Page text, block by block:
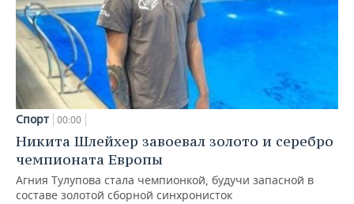
Спорт 00:00
Никита Шлейхер завоевал золото и серебро
чемпионата Европы
Агния Тулупова стала чемпионкой, будучи запасной в
составе золотой сборной синхронисток